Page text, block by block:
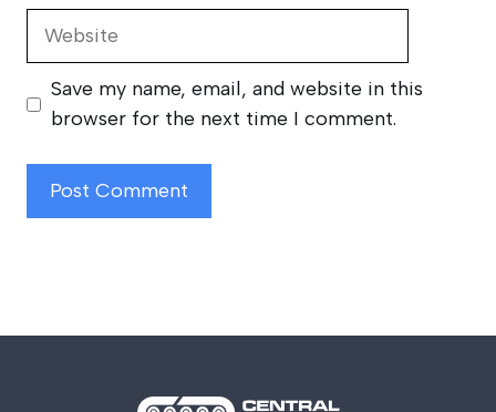
Website
Save my name, email, and website in this
browser for the next time I comment.